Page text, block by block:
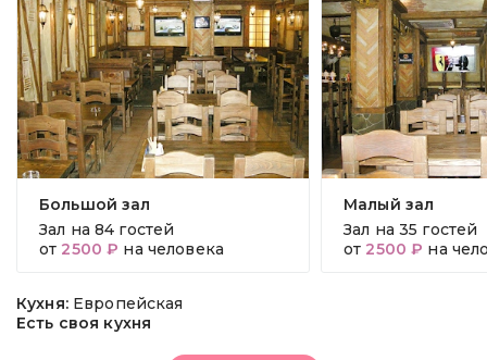
Большой зал
Зал на 84 гостей
от 2500 ₽ на человека
Малый зал
Зал на 35 гостей
от 2500 ₽ на
Кухня: Европейская
Есть своя кухня